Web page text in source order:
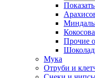
Прочие
Мука
Отруби и